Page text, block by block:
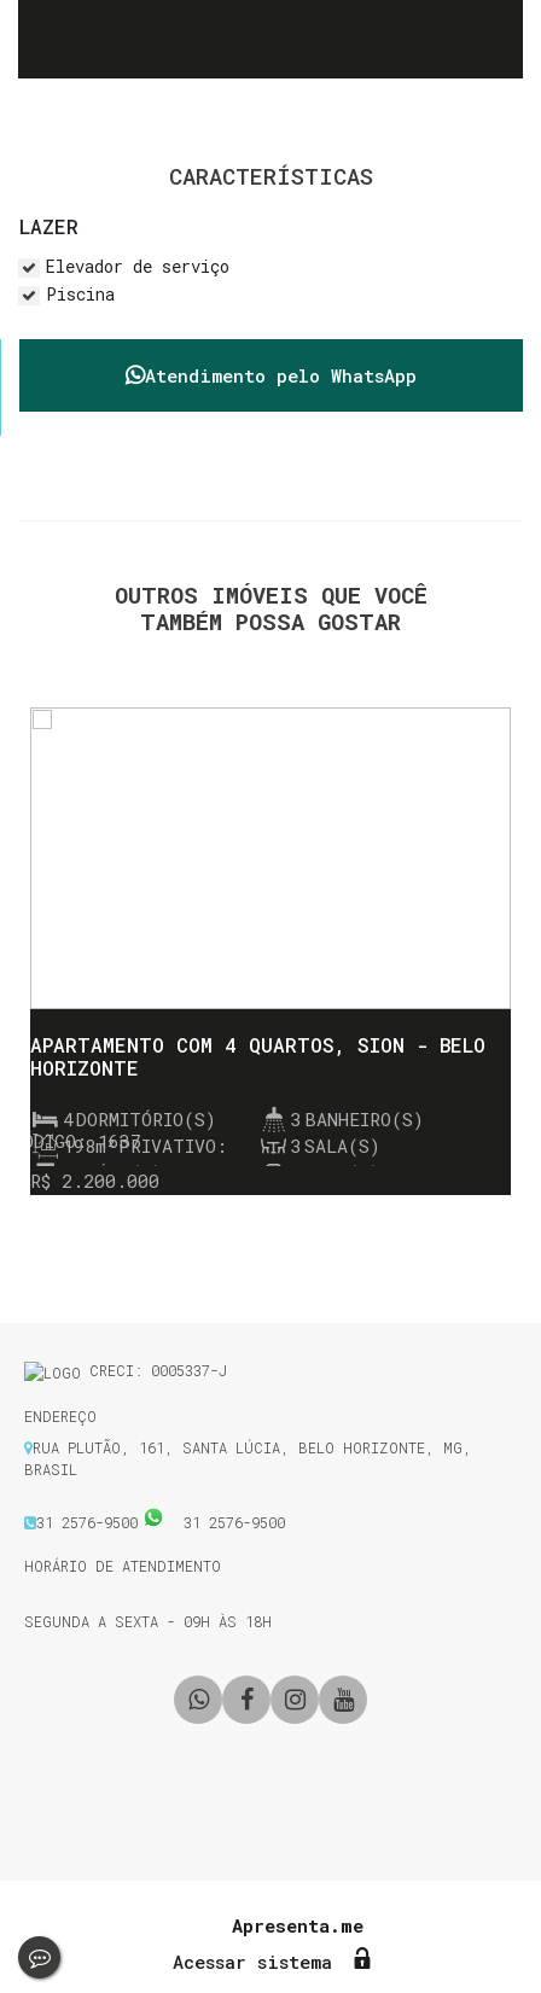
CARACTERÍSTICAS
LAZER
Elevador de serviço
Piscina
Atendimento pelo WhatsApp
OUTROS IMÓVEIS QUE VOCÊ
TAMBÉM POSSA GOSTAR
1637
APARTAMENTO COM 4 QUARTOS, SION - BELO
HORIZONTE
R$ 2.200.000
4DORMITÓRIO(S) 3 BANHEIRO(S)
PRIVATIVO:
198m² 3 SALA(S)
3 SUÍTE(S) VAGA(S)
CRECI: 0005337-J
ENDEREÇO
RUA PLUTÃO
161 SANTA LÚCIA BELO HORIZONTE MG
BRASIL
31 2576-9500 31 2576-9500
HORÁRIO DE ATENDIMENTO
SEGUNDA A SEXTA - 09H ÀS 18H